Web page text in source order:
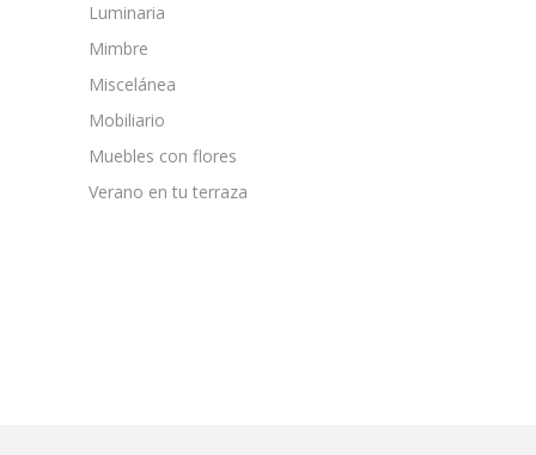
Luminaria
Mimbre
Miscelánea
Mobiliario
Muebles con flores
Verano en tu terraza